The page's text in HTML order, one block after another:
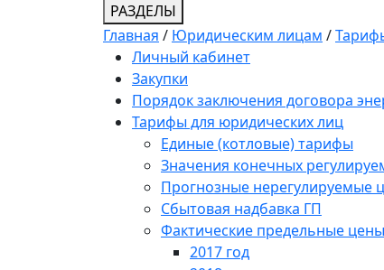
РАЗДЕЛЫ
Главная / Юридическим лицам /
Личный кабинет
Закупки
Порядок заключения договора
Тарифы для юридических лиц
Единые (котловые) тарифы
Значения конечных
Прогнозные нерегулируемые
Сбытовая надбавка ГП
Фактические предельные цены
2017 год